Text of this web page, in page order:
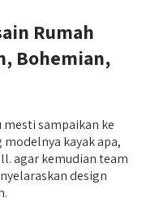
Rumah
Bohemian,
sampaikan ke
kayak apa,
agar kemudian team
design